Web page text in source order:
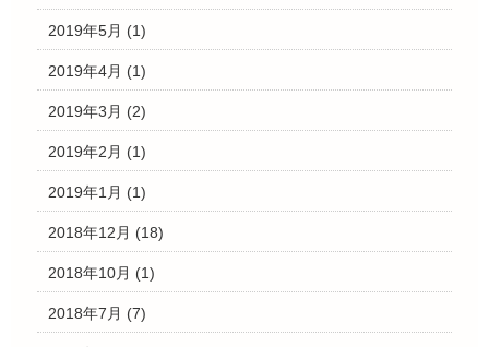
2019年5月 (1)
2019年4月 (1)
2019年3月 (2)
2019年2月 (1)
2019年1月 (1)
2018年12月 (18)
2018年10月 (1)
2018年7月 (7)